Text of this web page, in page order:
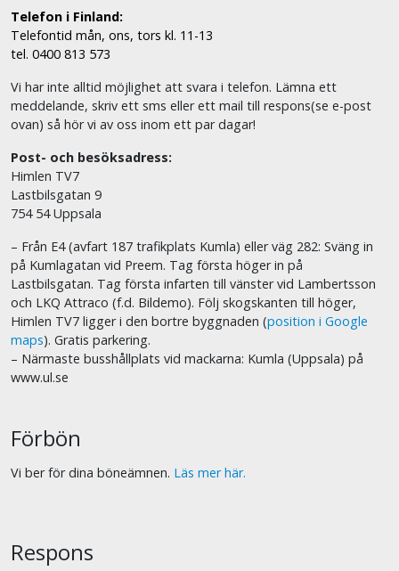
Telefon i Finland:
Telefontid mån, ons, tors kl. 11-13
tel. 0400 813 573
Vi har inte alltid möjlighet att svara i telefon. Lämna ett
meddelande, skriv ett sms eller ett mail till respons(se e-post
ovan) så hör vi av oss inom ett par dagar!
Post- och besöksadress:
Himlen TV7
Lastbilsgatan 9
754 54 Uppsala
– Från E4 (avfart 187 trafikplats Kumla) eller väg 282: Sväng in
på Kumlagatan vid Preem. Tag första höger in på
Lastbilsgatan. Tag första infarten till vänster vid Lambertsson
och LKQ Attraco (f.d. Bildemo). Följ skogskanten till höger,
Himlen TV7 ligger i den bortre byggnaden (position i Google
maps). Gratis parkering.
– Närmaste busshållplats vid mackarna: Kumla (Uppsala) på
www.ul.se
Förbön
Vi ber för dina böneämnen. Läs mer här.
Respons